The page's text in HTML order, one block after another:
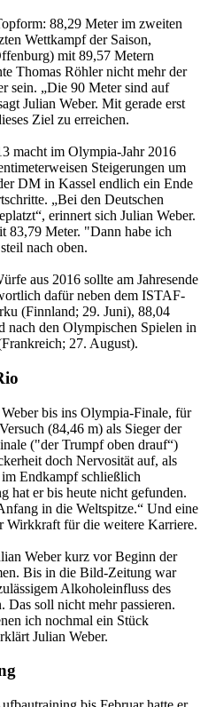
88,29 Meter im zweiten
Wettkampf der Saison,
mit 89,57 Metern
Thomas Röhler nicht mehr der
sein. „Die 90 Meter sind auf
Julian Weber. Mit gerade erst
Ziel zu erreichen.
macht im Olympia-Jahr 2016
Steigerungen um
DM in Kassel endlich ein Ende
„Bei den Deutschen
erinnert sich Julian Weber.
83,79 Meter. "Dann habe ich
nach oben.
aus 2016 sollte am Jahresende
dafür neben dem ISTAF-
(Finnland; 29. Juni), 88,04
den Olympischen Spielen in
27. August).
bis ins Olympia-Finale, für
(84,46 m) als Sieger der
("der Trumpf oben drauf“)
doch Nervosität auf, als
Endkampf schließlich
hat er bis heute nicht gefunden.
in die Weltspitze.“ Und eine
für die weitere Karriere.
Weber kurz vor Beginn der
Bis in die Bild-Zeitung war
Alkoholeinfluss des
Das soll nicht mehr passieren.
ich nochmal ein Stück
Julian Weber.